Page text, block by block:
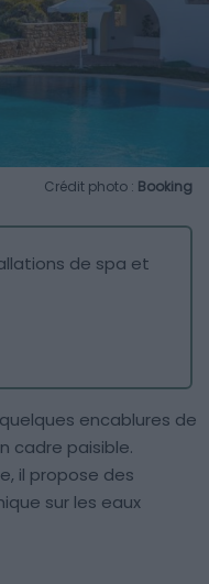
Crédit photo : Booking
de spa et
encablures de
cadre paisible.
il propose des
sur les eaux